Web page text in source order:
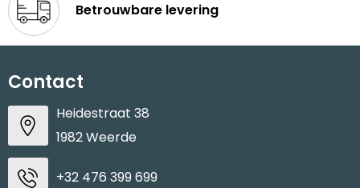
Betrouwbare levering
Contact
Heidestraat 38
1982 Weerde
+32 476 399 699